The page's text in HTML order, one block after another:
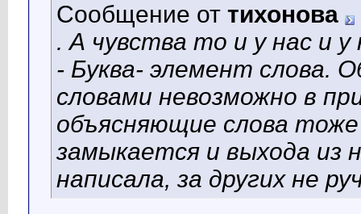
Сообщение от тихонова
. А чувства то и у нас и
- Буква- элемент слова.
словами невозможно в
объясняющие слова тоже
замыкается и выхода из
написала, за других не